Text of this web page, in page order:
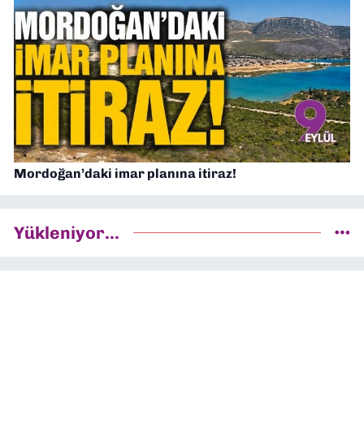
Mordoğan’daki imar planına itiraz!
Yükleniyor...